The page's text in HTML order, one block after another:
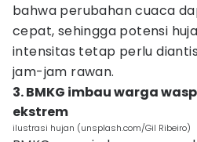
bahwa perubahan cuaca
cepat, sehingga potensi
intensitas tetap perlu
jam-jam rawan.
3. BMKG imbau warga
ekstrem
ilustrasi hujan (unsplash.com/Gil Ribeiro)